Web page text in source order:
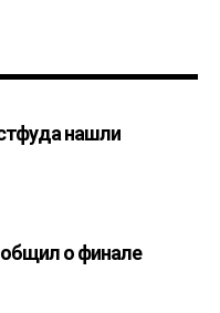
нашли
о финале